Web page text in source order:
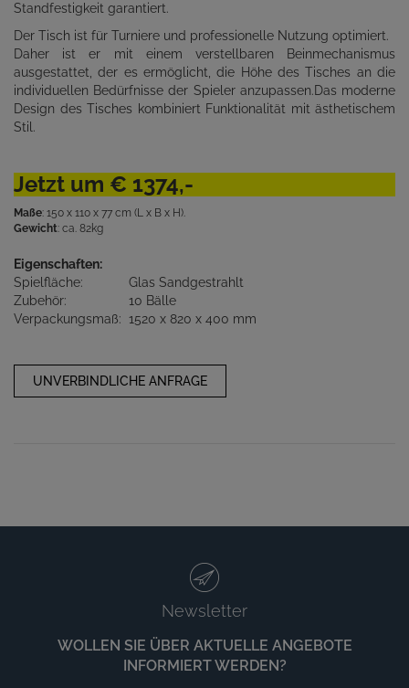
Standfestigkeit garantiert.
Der Tisch ist für Turniere und professionelle Nutzung optimiert.
Daher ist er mit einem verstellbaren Beinmechanismus
ausgestattet, der es ermöglicht, die Höhe des Tisches an die
individuellen Bedürfnisse der Spieler anzupassen.Das moderne
Design des Tisches kombiniert Funktionalität mit ästhetischem
Stil.
Jetzt um € 1374,-
Maße: 150 x 110 x 77 cm (L x B x H).
Gewicht: ca. 82kg
Eigenschaften:
Spielfläche:
Glas Sandgestrahlt
Zubehör:
10 Bälle
Verpackungsmaß: 1520 x 820 x 400 mm
UNVERBINDLICHE ANFRAGE
Newsletter
WOLLEN SIE ÜBER AKTUELLE ANGEBOTE
INFORMIERT WERDEN?